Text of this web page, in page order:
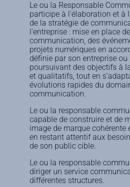
Le ou la Responsable
participe à l’élaboration et
de la stratégie de
l’entreprise : mise en place
communication, des
projets numériques en
définie par son entreprise ou
poursuivant des objectifs à
et qualitatifs, tout en
évolutions rapides du
communication.
Le ou la responsable
capable de construire et de
image de marque cohérente
en restant attentif aux
de son public cible.
Le ou la responsable
diriger un service
différentes structures.